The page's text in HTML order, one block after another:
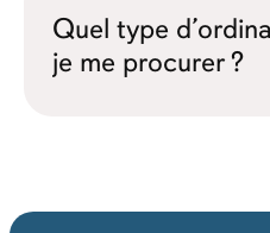
Quel type
je me procurer ?